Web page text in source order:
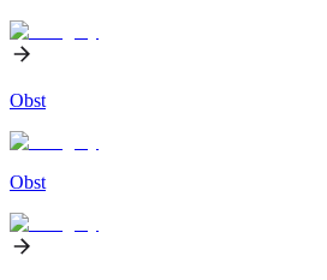
Obst
Obst